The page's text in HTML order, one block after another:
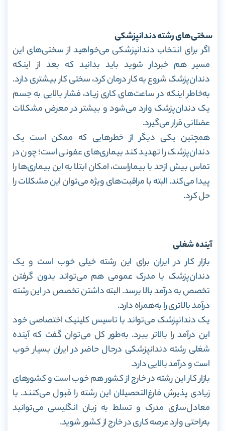
سختی‌های رشته دندانپزشکی
اگر برای انتخاب دندانپزشکی می‌خواهید از سختی‌های این
مسیر هم خبردار شوید باید بدانید که بعد از اینکه
دندان‌پزشک شروع به‌ کار درمان کرد، سختی کار بیشتری دارد.
به‌خاطر اینکه در ساعت‌های کاری زیاد، فشار بالایی به جسم
یک دندان‌پزشک وارد می‌شود و بیشتر در معرض مشکلات
عضلانی قرار می‌گیرد.
همچنین یکی دیگر از خطرهایی که ممکن است یک
دندان‌پزشک را تهدید کند بیماری‌های عفونی است؛ چون در
تماس بیش ازحد با بیماراست، امکان ابتلا به این بیماری‌ها را
پیدا می‌کند. البته با مراقبت‌های ویژه‌ می‌توان این مشکلات را
حل کرد.
آینده شغلی
بازار کار در ایران برای این رشته خیلی خوب است و یک
دندان‌پزشک با مدرک عمومی هم می‌تواند بدون گرفتن
تخصص به درآمد بالا برسد. البته داشتن تخصص در این رشته
درآمد بالاتری را به‌همراه دارد.
یک دندانپزشک می‌تواند با تاسیس کلینیک اختصاصی خود
این درآمد را بالاتر ببرد. به‌طور کل می‌توان گفت که آینده
شغلی رشته دندانپزشکی درحال حاضر در ایران بسیار خوب
است و درآمد بالایی دارد.
بازار کار این رشته در خارج از کشور هم خوب است و کشورهای
زیادی پذیرش فارغ‌التحصیلان این رشته را قبول می‌کنند. با
معادل‌سازی مدرک و تسلط به زبان انگلیسی می‌توانید
به‌راحتی وارد عرصه کاری در خارج از کشور شوید.